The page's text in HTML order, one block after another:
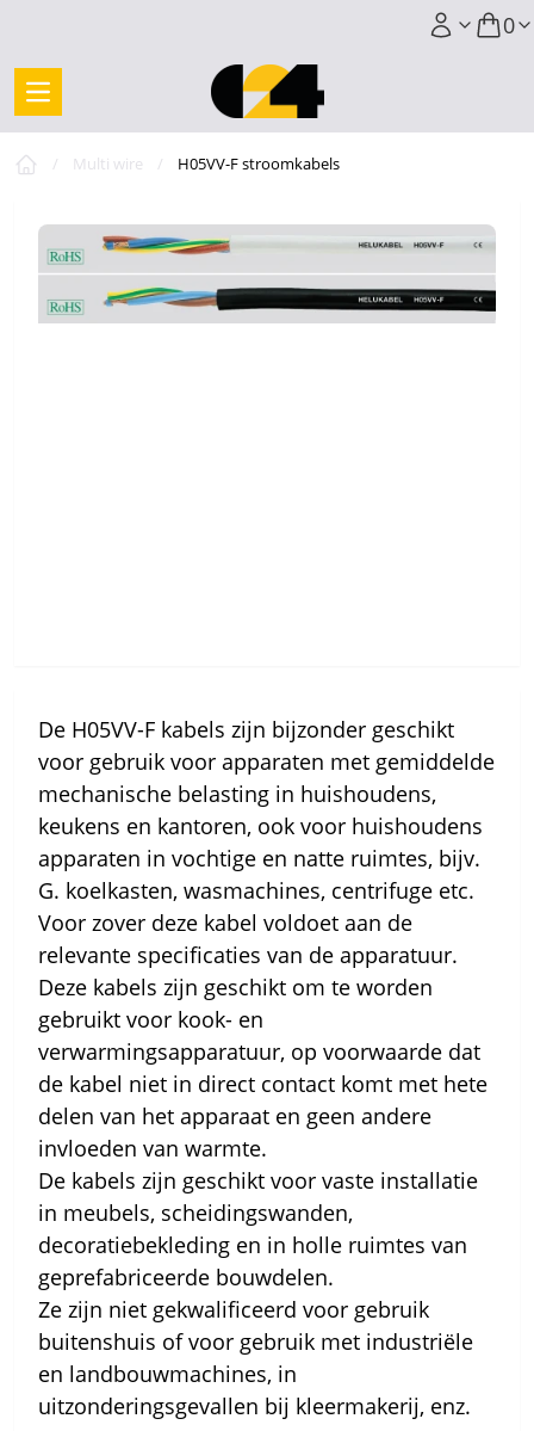
0
/ Multi wire / H05VV-F stroomkabels
De H05VV-F kabels zijn bijzonder geschikt
voor gebruik voor apparaten met gemiddelde
mechanische belasting in huishoudens,
keukens en kantoren, ook voor huishoudens
apparaten in vochtige en natte ruimtes, bijv.
G. koelkasten, wasmachines, centrifuge etc.
Voor zover deze kabel voldoet aan de
relevante specificaties van de apparatuur.
Deze kabels zijn geschikt om te worden
gebruikt voor kook- en
verwarmingsapparatuur, op voorwaarde dat
de kabel niet in direct contact komt met hete
delen van het apparaat en geen andere
invloeden van warmte.
De kabels zijn geschikt voor vaste installatie
in meubels, scheidingswanden,
decoratiebekleding en in holle ruimtes van
geprefabriceerde bouwdelen.
Ze zijn niet gekwalificeerd voor gebruik
buitenshuis of voor gebruik met industriële
en landbouwmachines, in
uitzonderingsgevallen bij kleermakerij, enz.